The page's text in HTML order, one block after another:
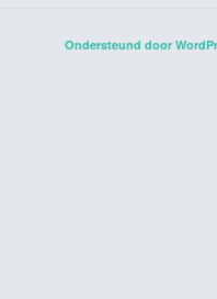
Ondersteund door